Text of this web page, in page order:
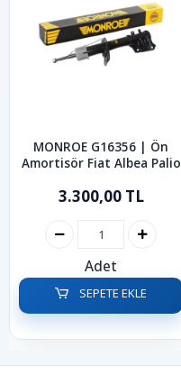
MONROE G16356 | Ön
Amortisör Fiat Albea Palio
3.300,00 TL
Adet
SEPETE EKLE